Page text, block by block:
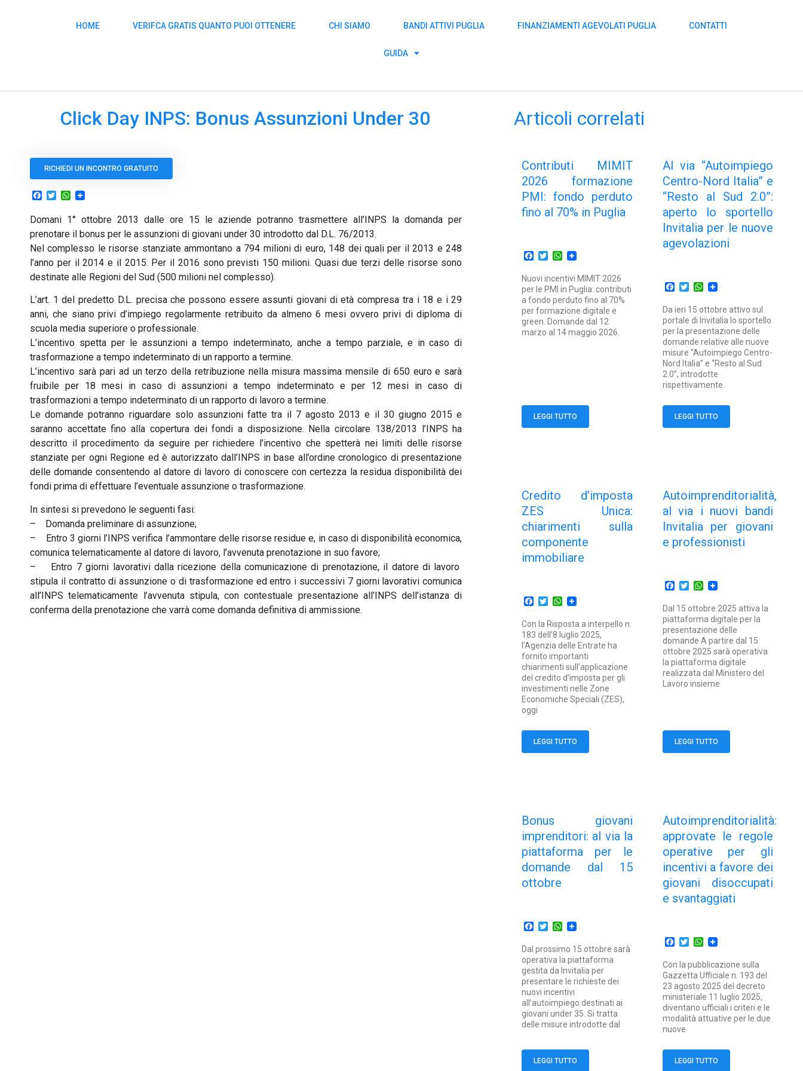
HOME VERIFCA GRATIS QUANTO PUOI OTTENERE CHI SIAMO BANDI ATTIVI PUGLIA FINANZIAMENTI AGEVOLATI PUGLIA CONTATTI
GUIDA
Click Day INPS: Bonus Assunzioni Under 30 Articoli correlati
RICHIEDI UN INCONTRO GRATUITO
Facebook
TwitterWhatsApp
Domani 1° ottobre 2013 dalle ore 15 le aziende potranno trasmettere all’INPS la domanda per
prenotare il bonus per le assunzioni di giovani under 30 introdotto dal D.L. 76/2013.
Nel complesso le risorse stanziate ammontano a 794 milioni di euro, 148 dei quali per il 2013 e 248
l’anno per il 2014 e il 2015. Per il 2016 sono previsti 150 milioni. Quasi due terzi delle risorse sono
destinate alle Regioni del Sud (500 milioni nel complesso).
L’art. 1 del predetto D.L. precisa che possono essere assunti giovani di età compresa tra i 18 e i 29
anni, che siano privi d’impiego regolarmente retribuito da almeno 6 mesi ovvero privi di diploma di
scuola media superiore o professionale.
L’incentivo spetta per le assunzioni a tempo indeterminato, anche a tempo parziale, e in caso di
trasformazione a tempo indeterminato di un rapporto a termine.
L’incentivo sarà pari ad un terzo della retribuzione nella misura massima mensile di 650 euro e sarà
fruibile per 18 mesi in caso di assunzioni a tempo indeterminato e per 12 mesi in caso di
trasformazioni a tempo indeterminato di un rapporto di lavoro a termine.
Le domande potranno riguardare solo assunzioni fatte tra il 7 agosto 2013 e il 30 giugno 2015 e
saranno accettate fino alla copertura dei fondi a disposizione. Nella circolare 138/2013 l’INPS ha
descritto il procedimento da seguire per richiedere l’incentivo che spetterà nei limiti delle risorse
stanziate per ogni Regione ed è autorizzato dall’INPS in base all’ordine cronologico di presentazione
delle domande consentendo al datore di lavoro di conoscere con certezza la residua disponibilità dei
fondi prima di effettuare l’eventuale assunzione o trasformazione.
In sintesi si prevedono le seguenti fasi:
– Domanda preliminare di assunzione;
– Entro 3 giorni l’INPS verifica l’ammontare delle risorse residue e, in caso di disponibilità economica,
comunica telematicamente al datore di lavoro, l’avvenuta prenotazione in suo favore;
– Entro 7 giorni lavorativi dalla ricezione della comunicazione di prenotazione, il datore di lavoro
stipula il contratto di assunzione o di trasformazione ed entro i successivi 7 giorni lavorativi comunica
all’INPS telematicamente l’avvenuta stipula, con contestuale presentazione all’INPS dell’istanza di
conferma della prenotazione che varrà come domanda definitiva di ammissione.
Contributi MIMIT
2026 formazione
PMI: fondo perduto
fino al 70% in Puglia
Facebook
TwitterWhatsApp
Nuovi incentivi MIMIT 2026
per le PMI in Puglia: contributi
a fondo perduto fino al 70%
per formazione digitale e
green. Domande dal 12
marzo al 14 maggio 2026.
LEGGI TUTTO
Al via “Autoimpiego
Centro-Nord Italia” e
“Resto al Sud 2.0”:
aperto lo sportello
Invitalia per le nuove
agevolazioni
Facebook
TwitterWhatsApp
Da ieri 15 ottobre attivo sul
portale di Invitalia lo sportello
per la presentazione delle
domande relative alle nuove
misure “Autoimpiego Centro-
Nord Italia” e “Resto al Sud
2.0”, introdotte
rispettivamente
LEGGI TUTTO
Credito d’imposta
ZES Unica:
chiarimenti sulla
componente
immobiliare
Facebook
TwitterWhatsApp
Con la Risposta a interpello n.
183 dell’8 luglio 2025,
l’Agenzia delle Entrate ha
fornito importanti
chiarimenti sull’applicazione
del credito d’imposta per gli
investimenti nelle Zone
Economiche Speciali (ZES),
oggi
LEGGI TUTTO
Autoimprenditorialità,
al via i nuovi bandi
Invitalia per giovani
e professionisti
Facebook
TwitterWhatsApp
Dal 15 ottobre 2025 attiva la
piattaforma digitale per la
presentazione delle
domande A partire dal 15
ottobre 2025 sarà operativa
la piattaforma digitale
realizzata dal Ministero del
Lavoro insieme
LEGGI TUTTO
Bonus giovani
imprenditori: al via la
piattaforma per le
domande dal 15
ottobre
Facebook
TwitterWhatsApp
Dal prossimo 15 ottobre sarà
operativa la piattaforma
gestita da Invitalia per
presentare le richieste dei
nuovi incentivi
all’autoimpiego destinati ai
giovani under 35. Si tratta
delle misure introdotte dal
LEGGI TUTTO
Autoimprenditorialità:
approvate le regole
operative per gli
incentivi a favore dei
giovani disoccupati
e svantaggiati
Facebook
TwitterWhatsApp
Con la pubblicazione sulla
Gazzetta Ufficiale n. 193 del
23 agosto 2025 del decreto
ministeriale 11 luglio 2025,
diventano ufficiali i criteri e le
modalità attuative per le due
nuove
LEGGI TUTTO